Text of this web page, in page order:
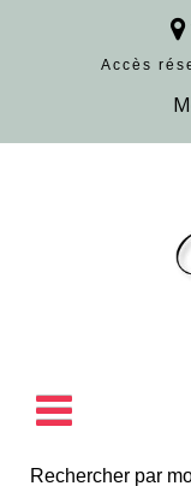
Accès
Découvrir la collection